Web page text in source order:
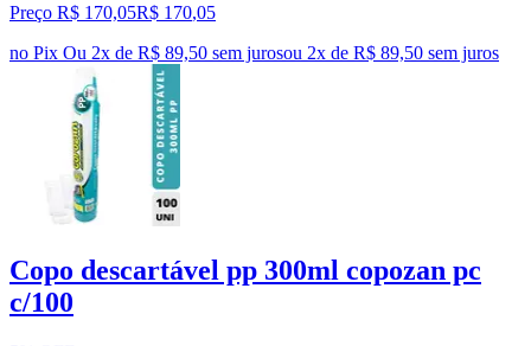
Preço R$ 170,05R$ 170,05
no Pix Ou 2x de R$ 89,50 sem jurosou 2x de R$ 89,50 sem juros
Copo descartável pp 300ml copozan pc
c/100